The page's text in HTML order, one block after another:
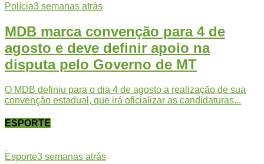
Polícia3 semanas atrás
MDB marca convenção para 4 de
agosto e deve definir apoio na
disputa pelo Governo de MT
O MDB definiu para o dia 4 de agosto a realização de sua
convenção estadual, que irá oficializar as candidaturas...
ESPORTE
Esporte3 semanas atrás